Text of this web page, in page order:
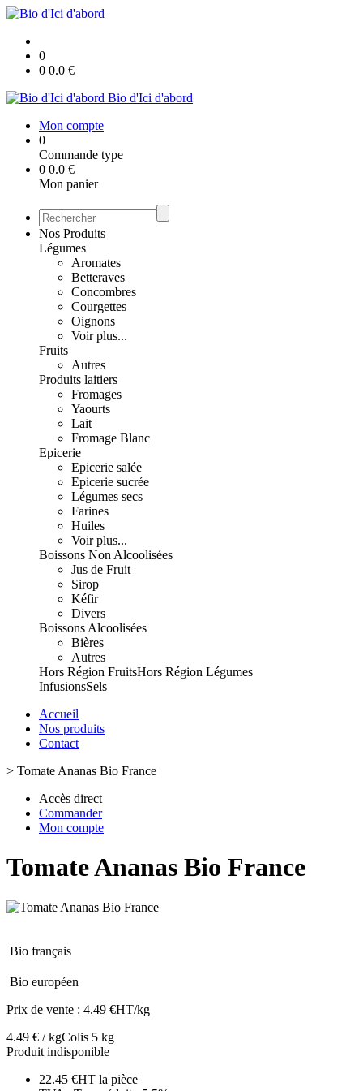
0
0 0.0 €
Bio d'Ici d'abord
Mon compte
0
Commande type
0 0.0 €
Mon panier
Nos Produits
Légumes
Aromates
Betteraves
Concombres
Courgettes
Oignons
Voir plus...
Fruits
Autres
Produits laitiers
Fromages
Yaourts
Lait
Fromage Blanc
Epicerie
Epicerie salée
Epicerie sucrée
Légumes secs
Farines
Huiles
Voir plus...
Boissons Non Alcoolisées
Jus de Fruit
Sirop
Kéfir
Divers
Boissons Alcoolisées
Bières
Autres
Hors Région FruitsHors Région Légumes
InfusionsSels
Accueil
Nos produits
Contact
> Tomate Ananas Bio France
Accès direct
Commander
Mon compte
Tomate Ananas Bio France
Bio français
Bio européen
Prix de vente : 4.49 €HT/kg
4.49 € / kgColis 5 kg
Produit indisponible
22.45 €HT la pièce